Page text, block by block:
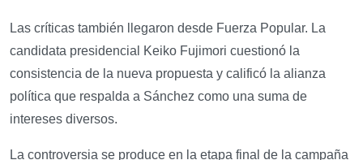
Las críticas también llegaron desde Fuerza Popular. La
candidata presidencial Keiko Fujimori cuestionó la
consistencia de la nueva propuesta y calificó la alianza
política que respalda a Sánchez como una suma de
intereses diversos.
La controversia se produce en la etapa final de la campaña